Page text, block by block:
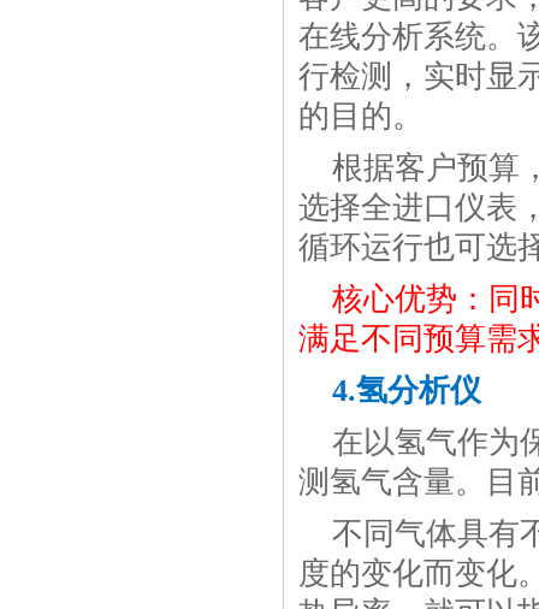
在线分析系统。
行检测，实时显
的目的。
根据客户预算
选择全进口仪表
循环运行也可选
核心优势：同
满足不同预算需
4.氢分析仪
在以氢气作为
测氢气含量。目
不同气体具有
度的变化而变化